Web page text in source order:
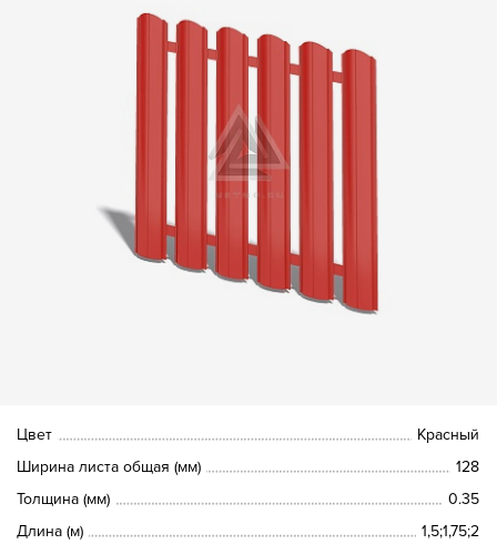
Цвет
Красный
Ширина листа общая (мм)
128
Толщина (мм)
0.35
Длина (м)
1,5;1,75;2